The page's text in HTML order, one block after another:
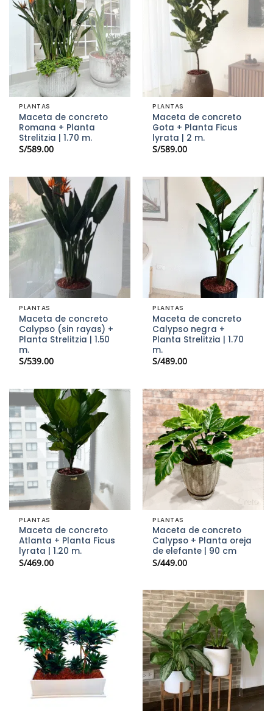
PLANTAS
Maceta de concreto
Romana + Planta
Strelitzia | 1.70 m.
S/589.00
PLANTAS
Maceta de concreto
Gota + Planta Ficus
lyrata | 2 m.
S/589.00
PLANTAS
Maceta de concreto
Calypso (sin rayas) +
Planta Strelitzia | 1.50
m.
S/539.00
PLANTAS
Maceta de concreto
Calypso negra +
Planta Strelitzia | 1.70
m.
S/489.00
PLANTAS
Maceta de concreto
Atlanta + Planta Ficus
lyrata | 1.20 m.
S/469.00
PLANTAS
Maceta de concreto
Calypso + Planta oreja
de elefante | 90 cm
S/449.00